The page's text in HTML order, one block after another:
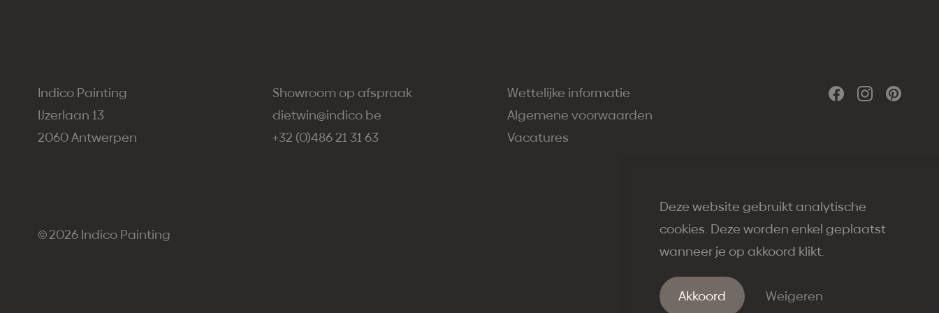
Deze website gebruikt analytische
cookies. Deze worden enkel geplaatst
wanneer je op akkoord klikt.
Akkoord Weigeren
Indico Painting
IJzerlaan 13
2060 Antwerpen
Showroom op afspraak
dietwin@indico.be
+32 (0)486 21 31 63
Wettelijke informatie
Algemene voorwaarden
Vacatures
2026 Indico Painting Created by